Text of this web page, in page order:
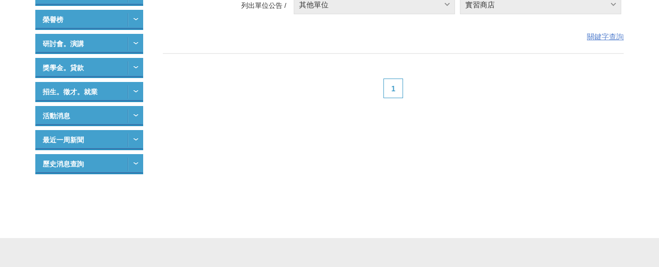
榮譽榜
研討會。演講
獎學金。貸款
招生。徵才。就業
活動消息
最近一周新聞
歷史消息查詢
列出單位公告 / 其他單位 實習商店
關鍵字查詢
1